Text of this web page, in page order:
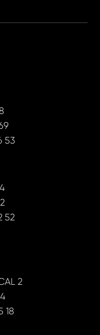
53
52
2
18